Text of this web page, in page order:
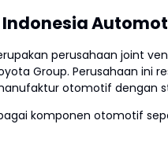
Indonesia
perusahaan joint
Group. Perusahaan ini
otomotif dengan
komponen otomotif